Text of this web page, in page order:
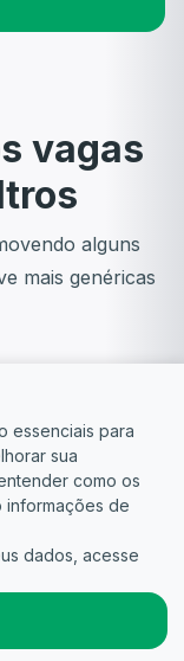
vagas
alguns
mais genéricas
Termos
essenciais para
sua
como os
informações de
dados, acesse